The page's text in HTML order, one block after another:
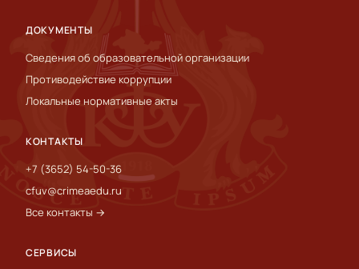
ДОКУМЕНТЫ
Сведения об образовательной организации
Противодействие коррупции
Локальные нормативные акты
КОНТАКТЫ
+7 (3652) 54-50-36
cfuv@crimeaedu.ru
Все контакты →
СЕРВИСЫ